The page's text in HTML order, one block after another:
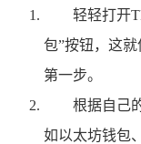
轻轻打开
包”按钮，这
第一步。
根据自己
如以太坊钱包